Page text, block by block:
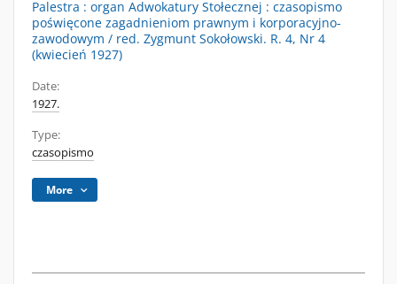
Palestra : organ Adwokatury Stołecznej : czasopismo
poświęcone zagadnieniom prawnym i korporacyjno-
zawodowym / red. Zygmunt Sokołowski. R. 4, Nr 4
(kwiecień 1927)
Date:
1927.
Type:
czasopismo
More